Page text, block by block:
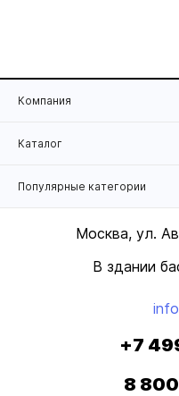
Компания
Каталог
Популярные категории
Москва, ул.
В здании
+7
8